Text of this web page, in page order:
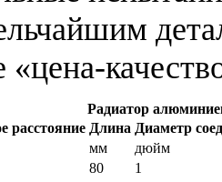
Радиатор
расстояние Длина Диаметр
мм
дюйм
80 1